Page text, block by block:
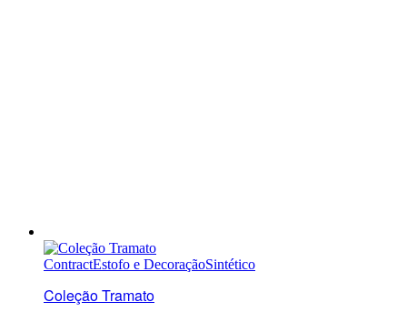
ContractEstofo e DecoraçãoSintético
Coleção Tramato